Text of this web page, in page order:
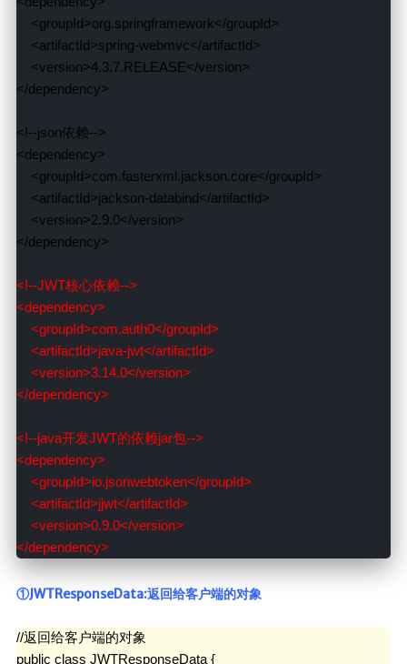
    <groupId>org.springframework</groupId>
    <artifactId>spring-webmvc</artifactId>
    <version>4.3.7.RELEASE</version>
</dependency>
<!--json依赖-->
<dependency>
    <groupId>com.fasterxml.jackson.core</groupId>
    <artifactId>jackson-databind</artifactId>
    <version>2.9.0</version>
</dependency>
<!--JWT核心依赖-->
<dependency>
    <groupId>com.auth0</groupId>
    <artifactId>java-jwt</artifactId>
    <version>3.14.0</version>
</dependency>
<!--java开发JWT的依赖jar包-->
<dependency>
    <groupId>io.jsonwebtoken</groupId>
    <artifactId>jjwt</artifactId>
    <version>0.9.0</version>
</dependency>
①JWTResponseData:返回给客户端的对象
//返回给客户端的对象
public class JWTResponseData {